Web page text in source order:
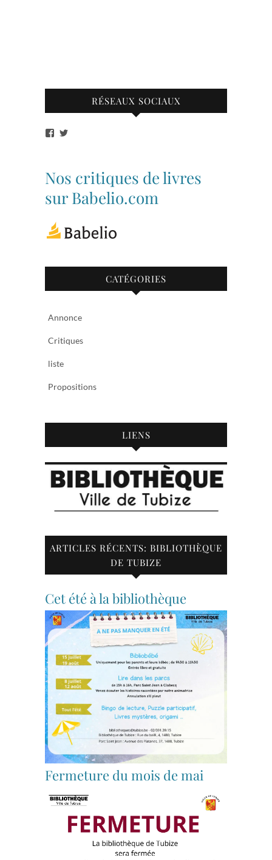
RÉSEAUX SOCIAUX
Voir
bibliothequetubize
sur
Facebook
Tuclasakoi
sur
Twitter
Nos critiques de livres
sur Babelio.com
CATÉGORIES
Annonce
Critiques
liste
Propositions
LIENS
ARTICLES RÉCENTS: BIBLIOTHÈQUE
DE TUBIZE
Cet été à la bibliothèque
Fermeture du mois de mai